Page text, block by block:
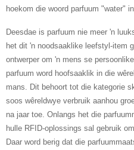
hoekom die woord parfuum "water"
Deesdae is parfuum nie meer 'n
het dit 'n noodsaaklike leefstyl-item
ontwerper om 'n mens se
parfuum word hoofsaaklik in die
mans. Dit behoort tot die kategorie
soos wêreldwye verbruik aanhou
na jaar toe. Onlangs het die
hulle RFID-oplossings sal gebruik
Daar word berig dat die